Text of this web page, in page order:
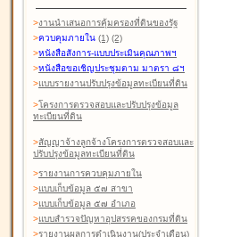
>งานนำเสนอการคุ้มครองที่ดินของรัฐ
>ควบคุมภายใน (1) (2)
>หนังสือสังการ-แบบประเมินคุณภาพฯ
>หนังสือขอเชิญประชุมตาม มาตรา ๘ฯ
>แบบรายงานปรับปรุงข้อมูลทะเบียนที่ดิน
>โครงการตรวจสอบและปรับปรุงข้อมูล
ทะเบียนที่ดิน
>สัญญาจ้างลูกจ้างโครงการตรวจสอบและ
ปรับปรุงข้อมูลทะเบียนที่ดิน
>รายงานการควบคุมภายใน
>แบบเก็บข้อมูล ๕๗ สาขา
>แบบเก็บข้อมูล ๕๗ อำเภอ
>แบบสำรวจปัญหาอุปสรรคของกรมที่ดิน
>รายงานผลการดำเนินงาน(ประจำเดือน)